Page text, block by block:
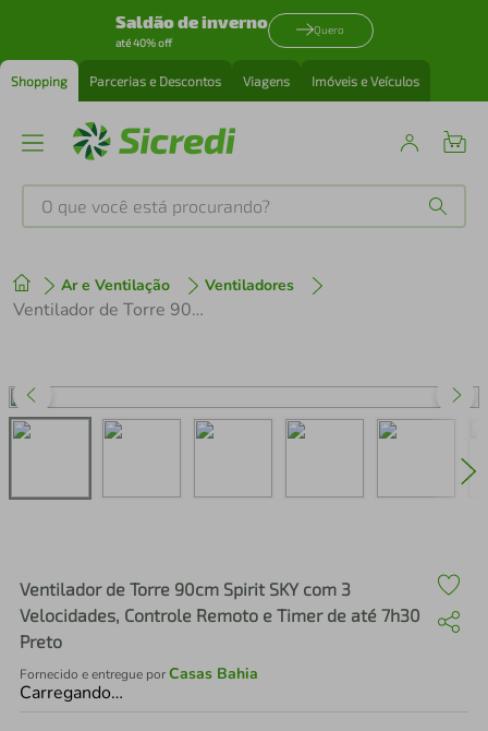
Saldão de inverno
até 40% off
Quero
Shopping Parcerias e Descontos Viagens Imóveis e Veículos
O que você está procurando?
Ar e Ventilação Ventiladores
Ventilador de Torre 90cm Spirit SKY com 3 Velocidades, Controle Remoto e Timer de até 7h30 Preto
Ventilador de Torre 90cm Spirit SKY com 3
Velocidades, Controle Remoto e Timer de até 7h30
Preto
Fornecido e entregue porCasas Bahia
Carregando…
1º tenis
perfume